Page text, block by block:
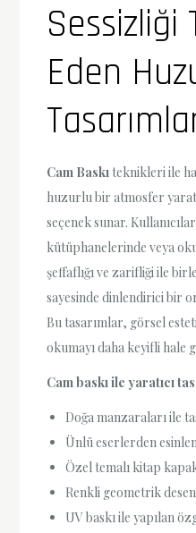
Sessizliği
Eden
Cam Baskıteknikleri ile
huzurlu bir atmosfer
seçenek sunar.
kütüphanelerinde veya
şeffaflığı ve zarifliği ile
sayesinde dinlendirici bir
Bu tasarımlar, görsel
okumayı daha keyifli hale
Cam baskı ile yaratıcı
Doğa manzaraları ile
Ünlü eserlerden
Özel temalı kitap
Renkli geometrik
UV baskı ile yapılan